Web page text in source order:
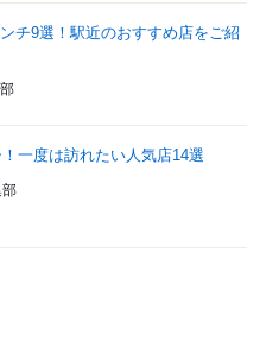
チ9選！駅近のおすすめ店をご紹
一度は訪れたい人気店14選